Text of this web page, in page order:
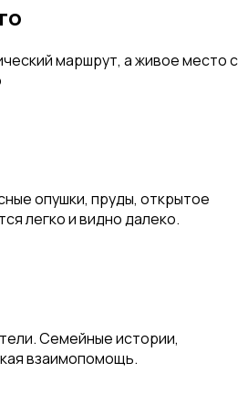
маршрут, а живое место с
опушки, пруды, открытое
легко и видно далеко.
Семейные истории,
взаимопомощь.